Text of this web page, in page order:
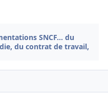
SNCF... du
du contrat de travail,